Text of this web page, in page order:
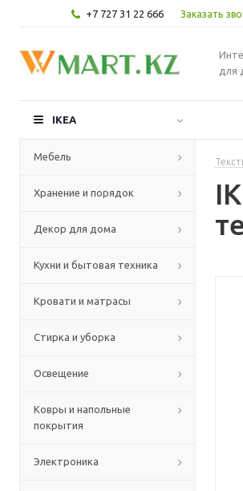
+7 727 31 22 666 Заказать
для
IKEA
Мебель
Хранение и порядок
Декор для дома
Кухни и бытовая техника
Кровати и матрасы
Стирка и уборка
Освещение
Ковры и напольные
покрытия
Электроника